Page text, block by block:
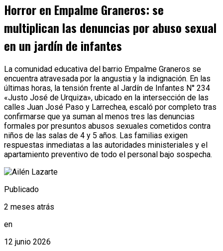
Horror en Empalme Graneros: se
multiplican las denuncias por abuso sexual
en un jardín de infantes
La comunidad educativa del barrio Empalme Graneros se
encuentra atravesada por la angustia y la indignación. En las
últimas horas, la tensión frente al Jardín de Infantes N° 234
«Justo José de Urquiza», ubicado en la intersección de las
calles Juan José Paso y Larrechea, escaló por completo tras
confirmarse que ya suman al menos tres las denuncias
formales por presuntos abusos sexuales cometidos contra
niños de las salas de 4 y 5 años. Las familias exigen
respuestas inmediatas a las autoridades ministeriales y el
apartamiento preventivo de todo el personal bajo sospecha.
Publicado
2 meses atrás
en
12 junio 2026